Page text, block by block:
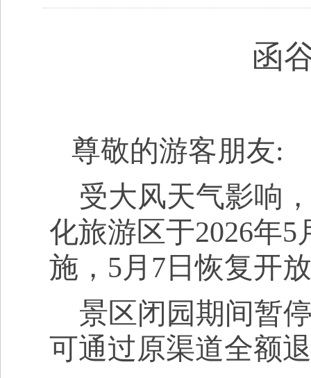
函
尊敬的游客朋友:
受大风天气影响
化旅游区于2026年5
施， 5月 7 日恢复开
景区闭园期间暂
可通过原渠道全额